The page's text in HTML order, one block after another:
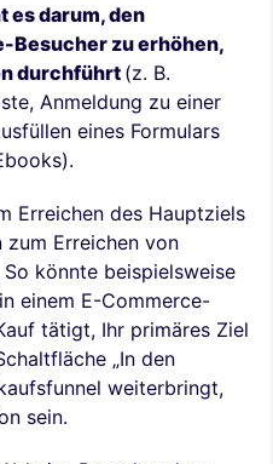
es darum, den
Besucher zu erhöhen,
durchführt (z. B.
Anmeldung zu einer
eines Formulars
Erreichen des Hauptziels
zum Erreichen von
So könnte beispielsweise
einem E-Commerce-
tätigt, Ihr primäres Ziel
„In den
weiterbringt,
sein.